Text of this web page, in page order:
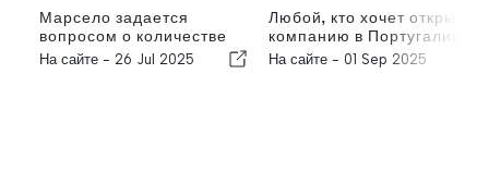
Марсело задается
вопросом о количестве
иммигрантов в
На сайте - 26 Jul 2025
Любой, кто хочет открыть
компанию в Португалии,
"начинает на четыре
месяца позже".
На сайте - 01 Sep 2025